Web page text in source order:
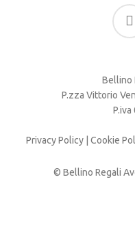
Bellino
P.zza Vittorio
Privacy Policy |Cookie
© Bellino Regali